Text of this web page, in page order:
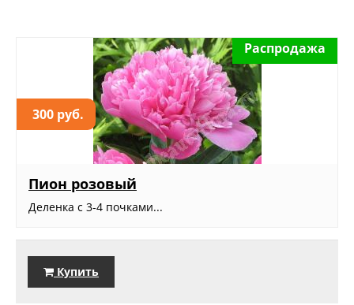
300 руб.
Распродажа
Пион розовый
Деленка с 3-4 почками...
Купить